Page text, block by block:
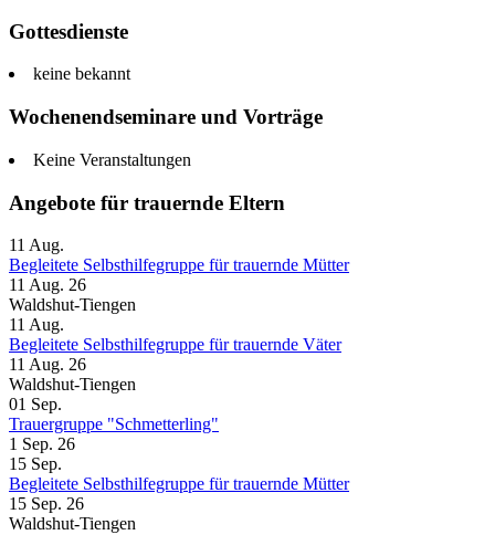
Gottesdienste
keine bekannt
Wochenendseminare und Vorträge
Keine Veranstaltungen
Angebote für trauernde Eltern
11 Aug.
Begleitete Selbsthilfegruppe für trauernde Mütter
11 Aug. 26
Waldshut-Tiengen
11 Aug.
Begleitete Selbsthilfegruppe für trauernde Väter
11 Aug. 26
Waldshut-Tiengen
01 Sep.
Trauergruppe "Schmetterling"
1 Sep. 26
15 Sep.
Begleitete Selbsthilfegruppe für trauernde Mütter
15 Sep. 26
Waldshut-Tiengen